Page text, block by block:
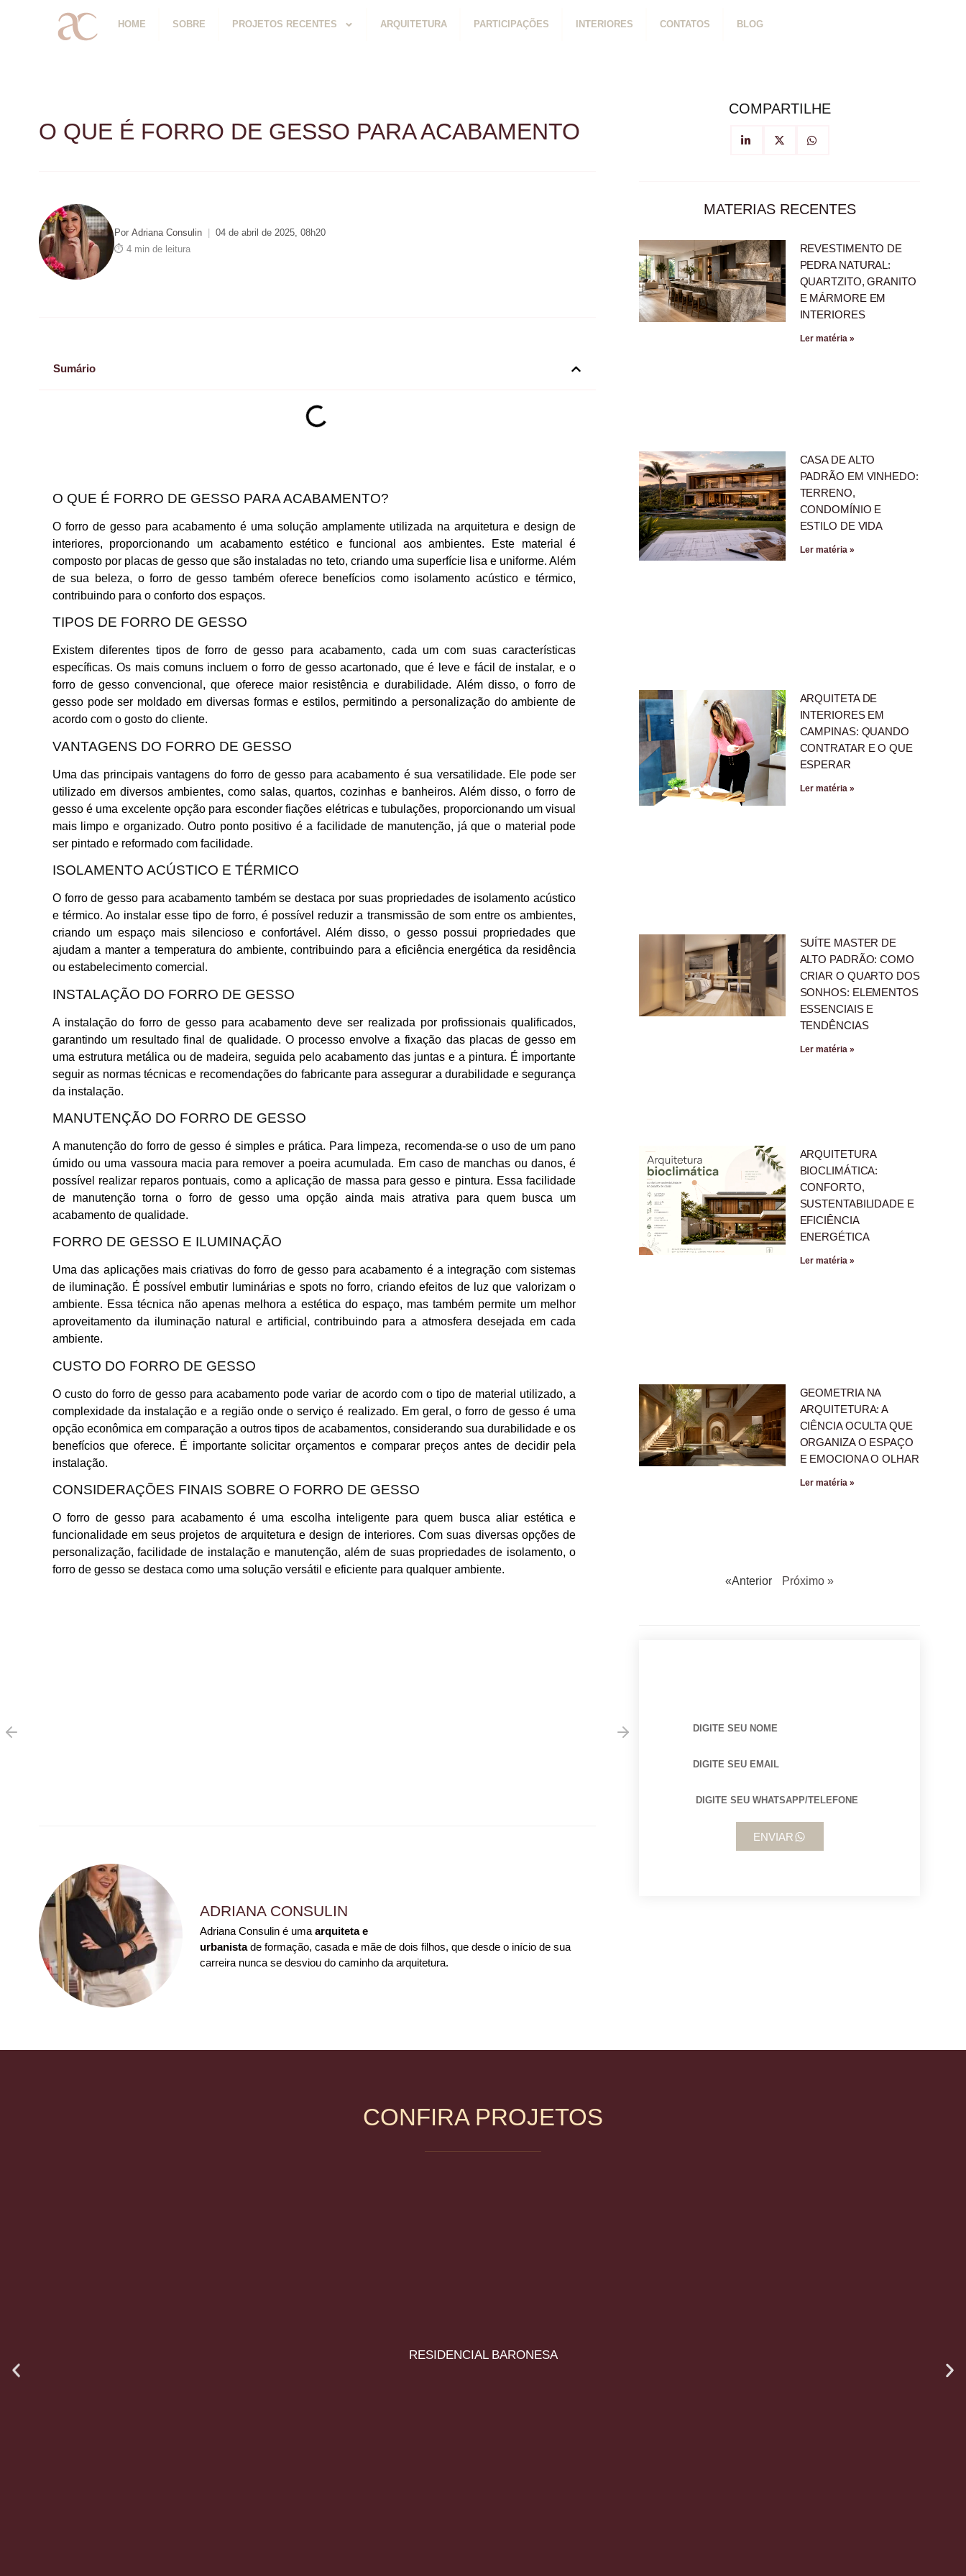
HOME SOBRE PROJETOS RECENTES ARQUITETURA PARTICIPAÇÕES INTERIORES CONTATOS BLOG
O QUE É FORRO DE GESSO PARA ACABAMENTO
PorAdriana Consulin
04 de abril de 2025, 08h20
⏱ 4 min de leitura
Sumário
O QUE É FORRO DE GESSO PARA ACABAMENTO?
O forro de gesso para acabamento é uma solução amplamente utilizada na arquitetura e design de
interiores, proporcionando um acabamento estético e funcional aos ambientes. Este material é
composto por placas de gesso que são instaladas no teto, criando uma superfície lisa e uniforme. Além
de sua beleza, o forro de gesso também oferece benefícios como isolamento acústico e térmico,
contribuindo para o conforto dos espaços.
TIPOS DE FORRO DE GESSO
Existem diferentes tipos de forro de gesso para acabamento, cada um com suas características
específicas. Os mais comuns incluem o forro de gesso acartonado, que é leve e fácil de instalar, e o
forro de gesso convencional, que oferece maior resistência e durabilidade. Além disso, o forro de
gesso pode ser moldado em diversas formas e estilos, permitindo a personalização do ambiente de
acordo com o gosto do cliente.
VANTAGENS DO FORRO DE GESSO
Uma das principais vantagens do forro de gesso para acabamento é sua versatilidade. Ele pode ser
utilizado em diversos ambientes, como salas, quartos, cozinhas e banheiros. Além disso, o forro de
gesso é uma excelente opção para esconder fiações elétricas e tubulações, proporcionando um visual
mais limpo e organizado. Outro ponto positivo é a facilidade de manutenção, já que o material pode
ser pintado e reformado com facilidade.
ISOLAMENTO ACÚSTICO E TÉRMICO
O forro de gesso para acabamento também se destaca por suas propriedades de isolamento acústico
e térmico. Ao instalar esse tipo de forro, é possível reduzir a transmissão de som entre os ambientes,
criando um espaço mais silencioso e confortável. Além disso, o gesso possui propriedades que
ajudam a manter a temperatura do ambiente, contribuindo para a eficiência energética da residência
ou estabelecimento comercial.
INSTALAÇÃO DO FORRO DE GESSO
A instalação do forro de gesso para acabamento deve ser realizada por profissionais qualificados,
garantindo um resultado final de qualidade. O processo envolve a fixação das placas de gesso em
uma estrutura metálica ou de madeira, seguida pelo acabamento das juntas e a pintura. É importante
seguir as normas técnicas e recomendações do fabricante para assegurar a durabilidade e segurança
da instalação.
MANUTENÇÃO DO FORRO DE GESSO
A manutenção do forro de gesso é simples e prática. Para limpeza, recomenda-se o uso de um pano
úmido ou uma vassoura macia para remover a poeira acumulada. Em caso de manchas ou danos, é
possível realizar reparos pontuais, como a aplicação de massa para gesso e pintura. Essa facilidade
de manutenção torna o forro de gesso uma opção ainda mais atrativa para quem busca um
acabamento de qualidade.
FORRO DE GESSO E ILUMINAÇÃO
Uma das aplicações mais criativas do forro de gesso para acabamento é a integração com sistemas
de iluminação. É possível embutir luminárias e spots no forro, criando efeitos de luz que valorizam o
ambiente. Essa técnica não apenas melhora a estética do espaço, mas também permite um melhor
aproveitamento da iluminação natural e artificial, contribuindo para a atmosfera desejada em cada
ambiente.
CUSTO DO FORRO DE GESSO
O custo do forro de gesso para acabamento pode variar de acordo com o tipo de material utilizado, a
complexidade da instalação e a região onde o serviço é realizado. Em geral, o forro de gesso é uma
opção econômica em comparação a outros tipos de acabamentos, considerando sua durabilidade e os
benefícios que oferece. É importante solicitar orçamentos e comparar preços antes de decidir pela
instalação.
CONSIDERAÇÕES FINAIS SOBRE O FORRO DE GESSO
O forro de gesso para acabamento é uma escolha inteligente para quem busca aliar estética e
funcionalidade em seus projetos de arquitetura e design de interiores. Com suas diversas opções de
personalização, facilidade de instalação e manutenção, além de suas propriedades de isolamento, o
forro de gesso se destaca como uma solução versátil e eficiente para qualquer ambiente.
ADRIANA CONSULIN
Adriana Consulin é umaarquiteta e
urbanistade formação, casada e mãe de dois filhos, que desde o início de sua
carreira nunca se desviou do caminho da arquitetura.
COMPARTILHE
MATERIAS RECENTES
REVESTIMENTO DE
PEDRA NATURAL:
QUARTZITO, GRANITO
E MÁRMORE EM
INTERIORES
Ler matéria »
CASA DE ALTO
PADRÃO EM VINHEDO:
TERRENO,
CONDOMÍNIO E
ESTILO DE VIDA
Ler matéria »
ARQUITETA DE
INTERIORES EM
CAMPINAS: QUANDO
CONTRATAR E O QUE
ESPERAR
Ler matéria »
SUÍTE MASTER DE
ALTO PADRÃO: COMO
CRIAR O QUARTO DOS
SONHOS: ELEMENTOS
ESSENCIAIS E
TENDÊNCIAS
Ler matéria »
ARQUITETURA
BIOCLIMÁTICA:
CONFORTO,
SUSTENTABILIDADE E
EFICIÊNCIA
ENERGÉTICA
Ler matéria »
GEOMETRIA NA
ARQUITETURA: A
CIÊNCIA OCULTA QUE
ORGANIZA O ESPAÇO
E EMOCIONA O OLHAR
Ler matéria »
«Anterior Próximo »
ENVIAR
CONFIRA PROJETOS
RESIDENCIAL BARONESA